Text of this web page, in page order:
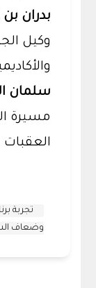
بدران
وكيل
سلمان
مسيرة
العقبات
تجربة
وضعاف